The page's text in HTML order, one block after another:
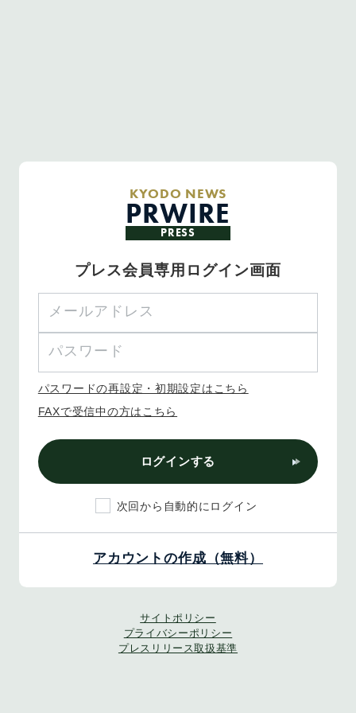
KYODO NEWS
PRWIRE
PRESS
プレス会員専用ログイン画面
パスワードの再設定・初期設定はこちら
FAXで受信中の方はこちら
ログインする
次回から自動的にログイン
アカウントの作成（無料）
サイトポリシー
プライバシーポリシー
プレスリリース取扱基準